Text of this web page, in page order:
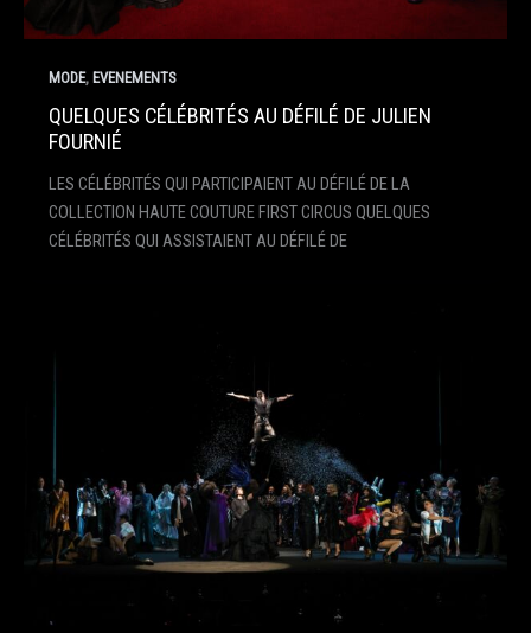
MODE, EVENEMENTS
QUELQUES CÉLÉBRITÉS AU DÉFILÉ DE JULIEN
FOURNIÉ
LES CÉLÉBRITÉS QUI PARTICIPAIENT AU DÉFILÉ DE LA
COLLECTION HAUTE COUTURE FIRST CIRCUS QUELQUES
CÉLÉBRITÉS QUI ASSISTAIENT AU DÉFILÉ DE